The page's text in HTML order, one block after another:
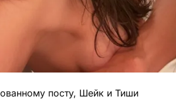
посту, Шейк и Тиши